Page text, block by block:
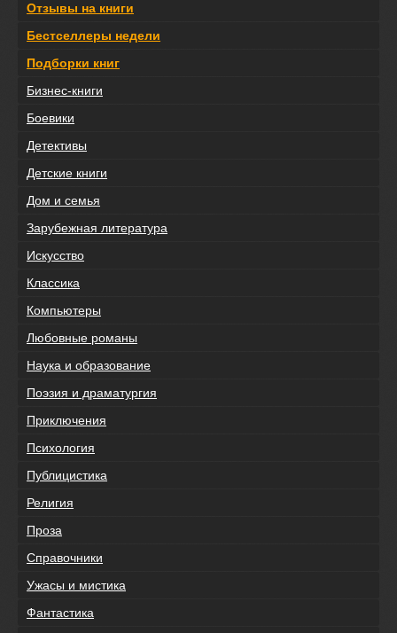
Отзывы на книги
Бестселлеры недели
Подборки книг
Бизнес-книги
Боевики
Детективы
Детские книги
Дом и семья
Зарубежная литература
Искусство
Классика
Компьютеры
Любовные романы
Наука и образование
Поэзия и драматургия
Приключения
Психология
Публицистика
Религия
Проза
Справочники
Ужасы и мистика
Фантастика